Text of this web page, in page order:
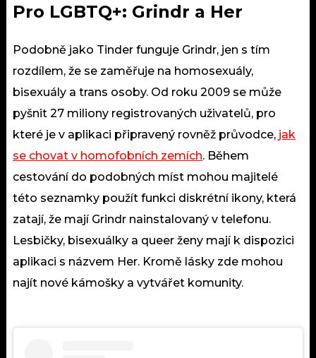
Pro LGBTQ+: Grindr a Her
Podobně jako Tinder funguje Grindr, jen s tím
rozdílem, že se zaměřuje na homosexuály,
bisexuály a trans osoby. Od roku 2009 se může
pyšnit 27 miliony registrovaných uživatelů, pro
které je v aplikaci připravený rovněž průvodce, jak
se chovat v homofobních zemích. Během
cestování do podobných míst mohou majitelé
této seznamky použít funkci diskrétní ikony, která
zatají, že mají Grindr nainstalovaný v telefonu.
Lesbičky, bisexuálky a queer ženy mají k dispozici
aplikaci s názvem Her. Kromě lásky zde mohou
najít nové kámošky a vytvářet komunity.